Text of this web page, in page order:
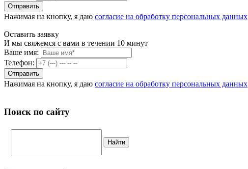
Нажимая на кнопку, я даю согласие на обработку персональных данных
Оставить заявку
И мы свяжемся с вами в течении 10 минут
Ваше имя:
Телефон:
Нажимая на кнопку, я даю согласие на обработку персональных данных
Поиск по сайту